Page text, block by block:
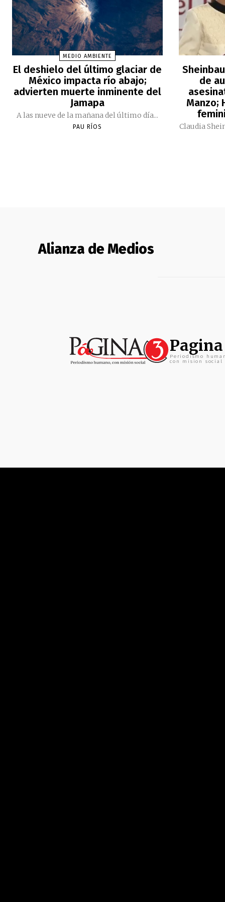
MEDIO AMBIENTE
El deshielo del último glaciar de
México impacta río abajo;
advierten muerte inminente del
Jamapa
A las nueve de la mañana del último día...
PAU RÍOS
de
Manzo;
Claudia
Alianza de Medios
Periodismo
con mision social